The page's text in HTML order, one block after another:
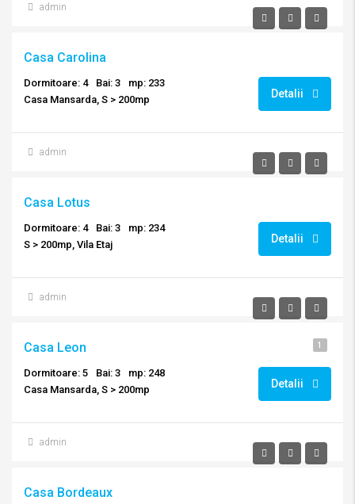
admin
Casa Carolina
Dormitoare: 4 Bai: 3
mp: 233
Casa Mansarda, S > 200mp
Detalii
admin
Casa Lotus
Dormitoare: 4 Bai: 3
mp: 234
S > 200mp, Vila Etaj
Detalii
admin
1
Casa Leon
Dormitoare: 5 Bai: 3
mp: 248
Casa Mansarda, S > 200mp
Detalii
admin
Casa Bordeaux